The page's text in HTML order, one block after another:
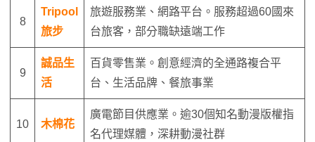
8
Tripool
旅步
旅遊服務業、網路平台。服務超過60國來
台旅客，部分職缺遠端工作
9
誠品生
活
百貨零售業。創意經濟的全通路複合平
台、生活品牌、餐旅事業
10 木棉花
廣電節目供應業。逾30個知名動漫版權指
名代理媒體，深耕動漫社群